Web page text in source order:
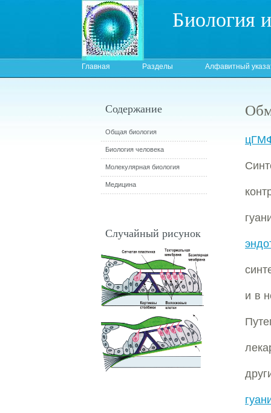
Биология
Главная Разделы Алфавитный
и в
Содержание
Общая биология
Биология человека
Молекулярная биология
Медицина
Случайный рисунок